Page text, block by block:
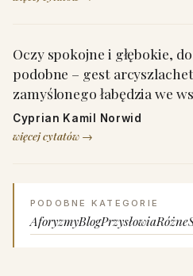
Oczy spokojne i głębokie,
podobne – gest
zamyślonego łabędzia we
Cyprian Kamil Norwid
więcej cytatów →
PODOBNE KATEGORIE
AforyzmyBlogPrzysłowiaRóżne